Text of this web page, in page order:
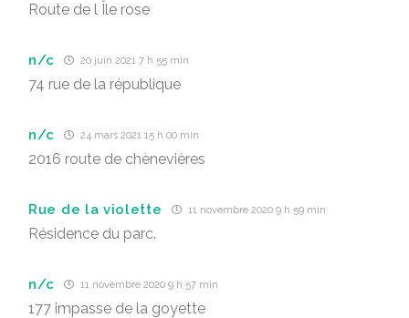
Route de l Île rose
n/c 20 juin 2021 7 h 55 min
74 rue de la république
n/c 24 mars 2021 15 h 00 min
2016 route de chènevières
Rue de la violette 11 novembre 2020 9 h 59 min
Résidence du parc.
n/c 11 novembre 2020 9 h 57 min
177 impasse de la goyette